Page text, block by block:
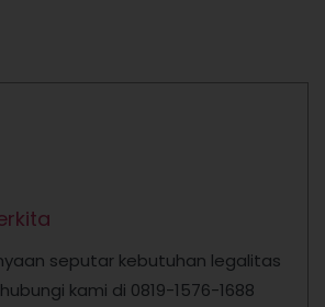
seputar kebutuhan legalitas
kami di 0819-1576-1688